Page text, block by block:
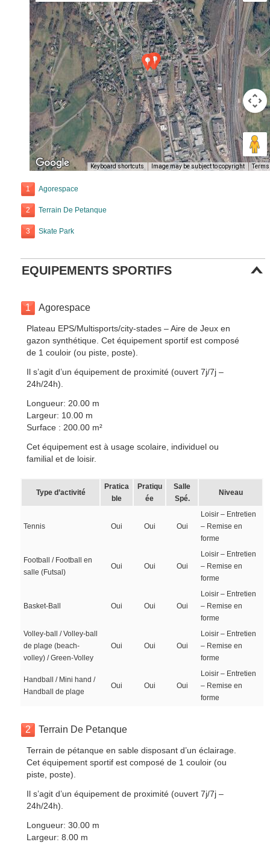
Keyboard shortcuts Image may be subject to copyright Terms
1 Agorespace
2 Terrain De Petanque
3 Skate Park
EQUIPEMENTS SPORTIFS
1 Agorespace
Plateau EPS/Multisports/city-stades – Aire de Jeux en
gazon synthétique. Cet équipement sportif est composé
de 1 couloir (ou piste, poste).
Il s’agit d’un équipement de proximité (ouvert 7j/7j –
24h/24h).
Longueur: 20.00 m
Largeur: 10.00 m
Surface : 200.00 m²
Cet équipement est à usage scolaire, individuel ou
familial et de loisir.
Type d’activité
Pratica
ble
Pratiqu
ée
Salle
Spé.
Niveau
Tennis Oui Oui Oui
Loisir – Entretien
– Remise en
forme
Football / Football en
salle (Futsal)
Oui Oui Oui
Loisir – Entretien
– Remise en
forme
Basket-Ball Oui Oui Oui
Loisir – Entretien
– Remise en
forme
Volley-ball / Volley-ball
de plage (beach-
volley) / Green-Volley
Oui Oui Oui
Loisir – Entretien
– Remise en
forme
Handball / Mini hand /
Handball de plage
Oui Oui Oui
Loisir – Entretien
– Remise en
forme
2 Terrain De Petanque
Terrain de pétanque en sable disposant d’un éclairage.
Cet équipement sportif est composé de 1 couloir (ou
piste, poste).
Il s’agit d’un équipement de proximité (ouvert 7j/7j –
24h/24h).
Longueur: 30.00 m
Largeur: 8.00 m